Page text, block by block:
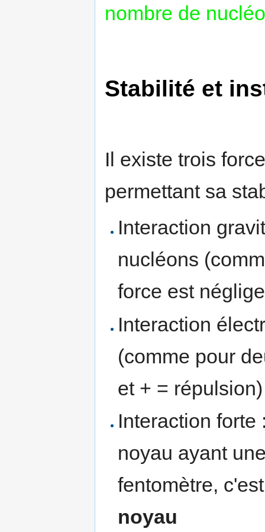
nombre de
Stabilité et
Il existe trois
permettant sa
Interaction
nucléons
force est
Interaction
(comme pour
et + = répulsion)
Interaction
noyau ayant
fentomètre,
noyau